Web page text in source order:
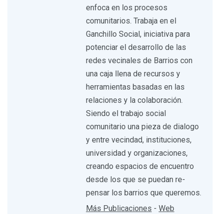
enfoca en los procesos
comunitarios. Trabaja en el
Ganchillo Social, iniciativa para
potenciar el desarrollo de las
redes vecinales de Barrios con
una caja llena de recursos y
herramientas basadas en las
relaciones y la colaboración.
Siendo el trabajo social
comunitario una pieza de dialogo
y entre vecindad, instituciones,
universidad y organizaciones,
creando espacios de encuentro
desde los que se puedan re-
pensar los barrios que queremos.
Más Publicaciones - Web